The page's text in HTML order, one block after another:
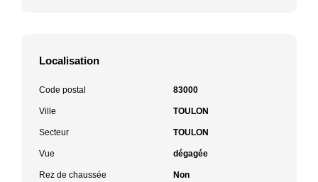
Localisation
Code postal 83000
Ville TOULON
Secteur TOULON
Vue dégagée
Rez de chaussée Non